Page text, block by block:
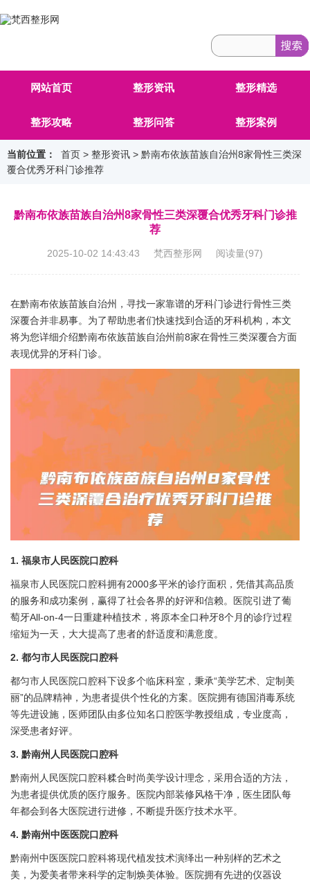
网站首页 整形资讯 整形精选
整形攻略 整形问答 整形案例
当前位置： 首页 > 整形资讯 > 黔南布依族苗族自治州8家骨性三类深
覆合优秀牙科门诊推荐
黔南布依族苗族自治州8家骨性三类深覆合优秀牙科门诊推
荐
2025-10-02 14:43:43 梵西整形网 阅读量(97)
在黔南布依族苗族自治州，寻找一家靠谱的牙科门诊进行骨性三类
深覆合并非易事。为了帮助患者们快速找到合适的牙科机构，本文
将为您详细介绍黔南布依族苗族自治州前8家在骨性三类深覆合方面
表现优异的牙科门诊。
1. 福泉市人民医院口腔科
福泉市人民医院口腔科拥有2000多平米的诊疗面积，凭借其高品质
的服务和成功案例，赢得了社会各界的好评和信赖。医院引进了葡
萄牙All-on-4一日重建种植技术，将原本全口种牙8个月的诊疗过程
缩短为一天，大大提高了患者的舒适度和满意度。
2. 都匀市人民医院口腔科
都匀市人民医院口腔科下设多个临床科室，秉承“美学艺术、定制美
丽”的品牌精神，为患者提供个性化的方案。医院拥有德国消毒系统
等先进设施，医师团队由多位知名口腔医学教授组成，专业度高，
深受患者好评。
3. 黔南州人民医院口腔科
黔南州人民医院口腔科糅合时尚美学设计理念，采用合适的方法，
为患者提供优质的医疗服务。医院内部装修风格干净，医生团队每
年都会到各大医院进行进修，不断提升医疗技术水平。
4. 黔南州中医医院口腔科
黔南州中医医院口腔科将现代植发技术演绎出一种别样的艺术之
美，为爱美者带来科学的定制焕美体验。医院拥有先进的仪器设